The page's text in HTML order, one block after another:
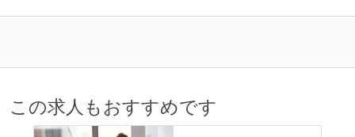
この求人もおすすめです